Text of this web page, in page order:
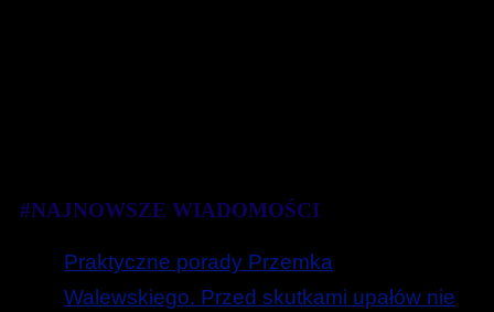
#NAJNOWSZE WIADOMOŚCI
Praktyczne porady Przemka
Walewskiego. Przed skutkami upałów nie